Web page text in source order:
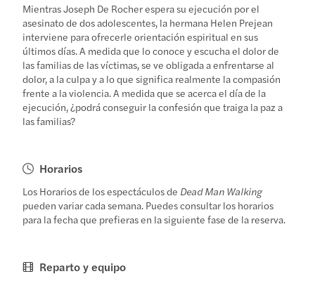
Mientras Joseph De Rocher espera su ejecución por el
asesinato de dos adolescentes, la hermana Helen Prejean
interviene para ofrecerle orientación espiritual en sus
últimos días. A medida que lo conoce y escucha el dolor de
las familias de las víctimas, se ve obligada a enfrentarse al
dolor, a la culpa y a lo que significa realmente la compasión
frente a la violencia. A medida que se acerca el día de la
ejecución, ¿podrá conseguir la confesión que traiga la paz a
las familias?
Horarios
Los Horarios de los espectáculos de Dead Man Walking
pueden variar cada semana. Puedes consultar los horarios
para la fecha que prefieras en la siguiente fase de la reserva.
Reparto y equipo